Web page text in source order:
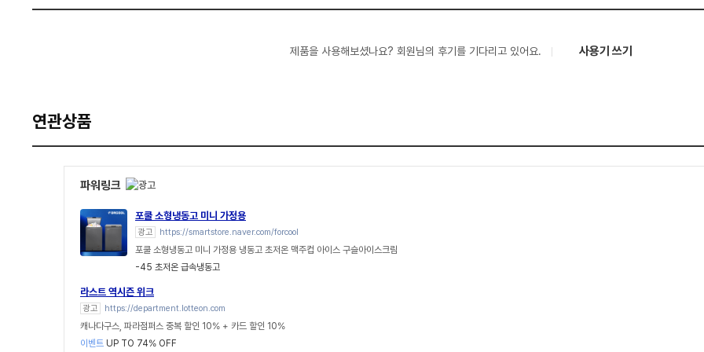
제품을 사용해보셨나요? 회원님의 후기를 기다리고 있어요. 사용기 쓰기
연관상품
파워링크
포쿨 소형냉동고 미니 가정용
광고 https://smartstore.naver.com/forcool
포쿨 소형냉동고 미니 가정용 냉동고 초저온 맥주컵 아이스 구슬아이스크림
-45 초저온 급속냉동고
라스트 역시즌 위크
광고 https://department.lotteon.com
캐나다구스, 파라점퍼스 중복 할인 10% + 카드 할인 10%
이벤트 UP TO 74% OFF